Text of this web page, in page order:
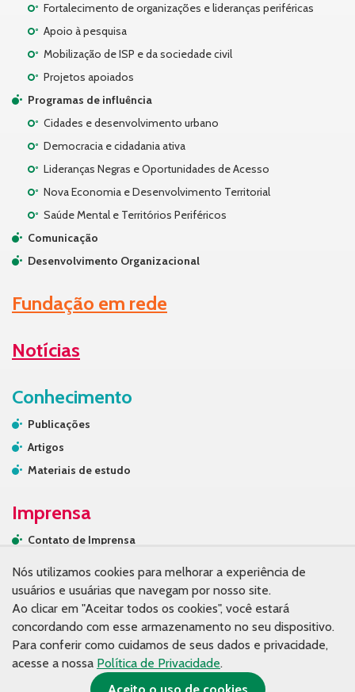
Fortalecimento de organizações e lideranças periféricas
Apoio à pesquisa
Mobilização de ISP e da sociedade civil
Projetos apoiados
Programas de influência
Cidades e desenvolvimento urbano
Democracia e cidadania ativa
Lideranças Negras e Oportunidades de Acesso
Nova Economia e Desenvolvimento Territorial
Saúde Mental e Territórios Periféricos
Comunicação
Desenvolvimento Organizacional
Fundação em rede
Notícias
Conhecimento
Publicações
Artigos
Materiais de estudo
Imprensa
Contato de Imprensa
Na mídia
Contato
Nós utilizamos cookies para melhorar a experiência de
usuários e usuárias que navegam por nosso site.
Ao clicar em "Aceitar todos os cookies", você estará
concordando com esse armazenamento no seu dispositivo.
Para conferir como cuidamos de seus dados e privacidade,
acesse a nossa Política de Privacidade.